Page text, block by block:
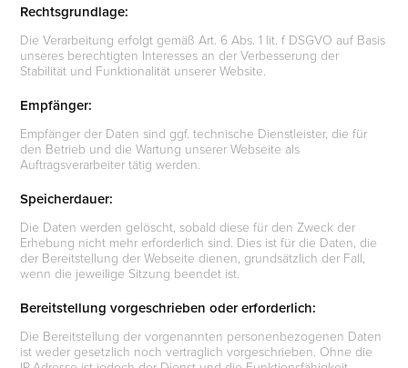
Rechtsgrundlage:
Die Verarbeitung erfolgt gemäß Art. 6 Abs. 1 lit. f DSGVO auf Basis
unseres berechtigten Interesses an der Verbesserung der
Stabilität und Funktionalität unserer Website.
Empfänger:
Empfänger der Daten sind ggf. technische Dienstleister, die für
den Betrieb und die Wartung unserer Webseite als
Auftragsverarbeiter tätig werden.
Speicherdauer:
Die Daten werden gelöscht, sobald diese für den Zweck der
Erhebung nicht mehr erforderlich sind. Dies ist für die Daten, die
der Bereitstellung der Webseite dienen, grundsätzlich der Fall,
wenn die jeweilige Sitzung beendet ist.
Bereitstellung vorgeschrieben oder erforderlich:
Die Bereitstellung der vorgenannten personenbezogenen Daten
ist weder gesetzlich noch vertraglich vorgeschrieben. Ohne die